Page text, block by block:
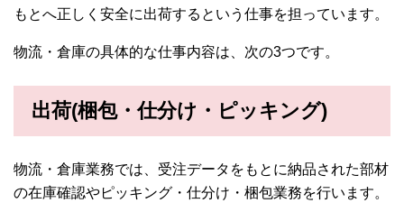
もとへ正しく安全に出荷するという仕事を担っています。
物流・倉庫の具体的な仕事内容は、次の3つです。
出荷(梱包・仕分け・ピッキング)
物流・倉庫業務では、受注データをもとに納品された部材
の在庫確認やピッキング・仕分け・梱包業務を行います。